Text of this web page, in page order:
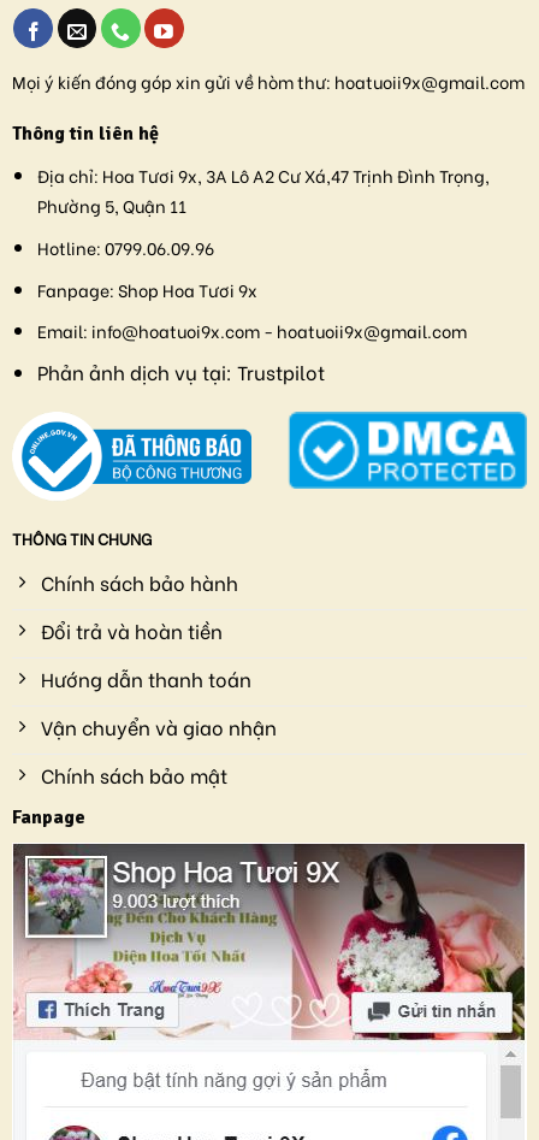
Mọi ý kiến đóng góp xin gửi về hòm thư: hoatuoii9x@gmail.com
Thông tin liên hệ
Địa chỉ: Hoa Tươi 9x, 3A Lô A2 Cư Xá,47 Trịnh Đình Trọng,
Phường 5, Quận 11
Hotline:0799.06.09.96
Fanpage:Shop Hoa Tươi 9x
Email: info@hoatuoi9x.com - hoatuoii9x@gmail.com
Phản ảnh dịch vụ tại: Trustpilot
THÔNG TIN CHUNG
Chính sách bảo hành
Đổi trả và hoàn tiền
Hướng dẫn thanh toán
Vận chuyển và giao nhận
Chính sách bảo mật
Fanpage